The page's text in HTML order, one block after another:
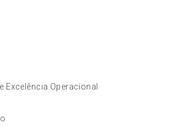
Excelência Operacional